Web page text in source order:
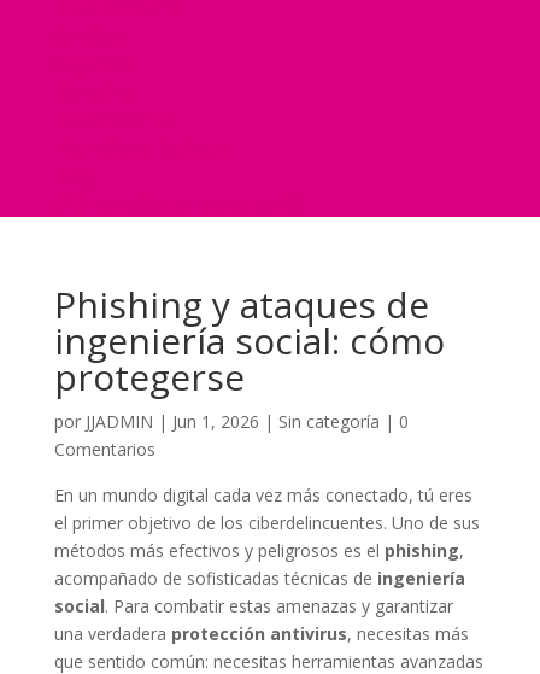
Phishing y ataques de
ingeniería social: cómo
protegerse
por JJADMIN | Jun 1, 2026 | Sin categoría | 0
Comentarios
En un mundo digital cada vez más conectado, tú eres
el primer objetivo de los ciberdelincuentes. Uno de sus
métodos más efectivos y peligrosos es el phishing,
acompañado de sofisticadas técnicas de ingeniería
social. Para combatir estas amenazas y garantizar
una verdadera protección antivirus, necesitas más
que sentido común: necesitas herramientas avanzadas